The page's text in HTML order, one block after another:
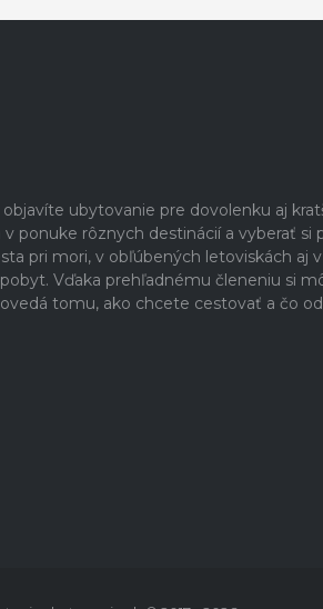
objavíte ubytovanie pre dovolenku aj
ponuke rôznych destinácií a vyberať
pri mori, v obľúbených letoviskách aj
Vďaka prehľadnému členeniu si
tomu, ako chcete cestovať a čo